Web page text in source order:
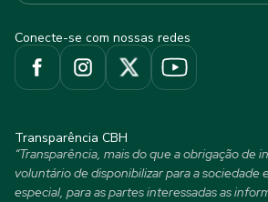
Conecte-se com nossas redes
Transparência CBH
“Transparência, mais do que a obrigação de
voluntário de disponibilizar para a sociedade
especial, para as partes interessadas as